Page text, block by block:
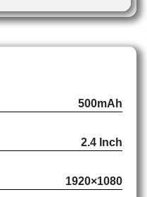
500mAh
2.4 Inch
1920×1080